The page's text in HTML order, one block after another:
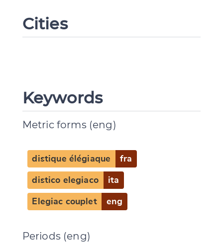
Cities
Keywords
Metric forms (eng)
distique élégiaque fra
distico elegiaco ita
Elegiac couplet eng
Periods (eng)